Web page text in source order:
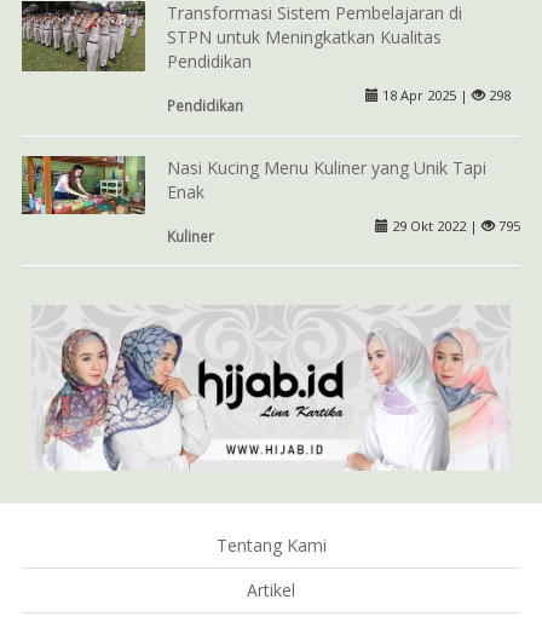
Transformasi Sistem Pembelajaran di
STPN untuk Meningkatkan Kualitas
Pendidikan
Pendidikan
18 Apr 2025 | 298
Nasi Kucing Menu Kuliner yang Unik Tapi
Enak
Kuliner
29 Okt 2022 | 795
Tentang Kami
Artikel